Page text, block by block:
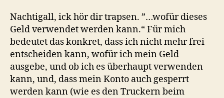
Nachtigall, ick hör dir trapsen. ”…wofür dieses
Geld verwendet werden kann.“ Für mich
bedeutet das konkret, dass ich nicht mehr frei
entscheiden kann, wofür ich mein Geld
ausgebe, und ob ich es überhaupt verwenden
kann, und, dass mein Konto auch gesperrt
werden kann (wie es den Truckern beim